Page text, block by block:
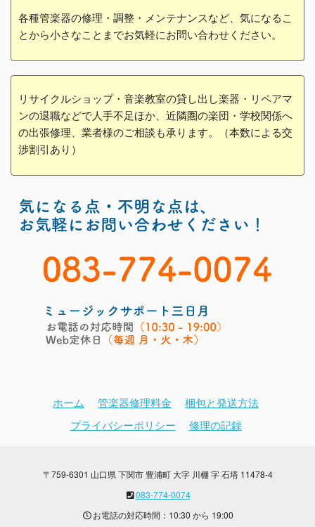
各種管楽器の修理・調整・メンテナンスなど、気になるこ
とから小さなことまでお気軽にお問い合わせください。
リサイクルショップ・音楽教室の貸し出し楽器・リペアマ
ンの退職などで人手不足ほか、近隣圏の楽団・学校関係へ
の出張修理、業者様のご相談も承ります。（本数による交
渉割引あり）
ホーム 管楽器修理料金
梱包と発送方法
プライバシーポリシー
修理の記録
〒759-6301 山口県 下関市 豊浦町 大字 川棚 字 石塔 11478-4
083-774-0074
お電話の対応時間：10:30 から 19:00